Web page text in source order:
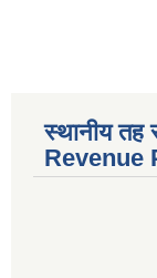
स्थानीय तह
Revenue